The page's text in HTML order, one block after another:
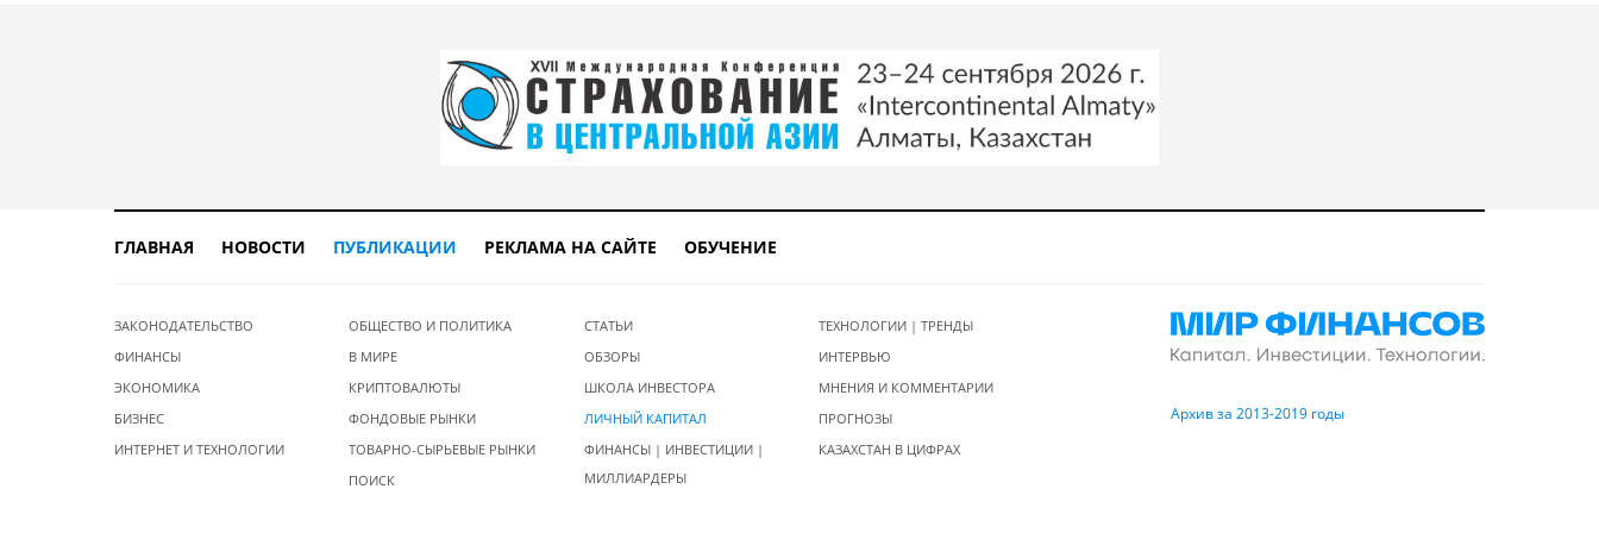
ГЛАВНАЯ НОВОСТИ ПУБЛИКАЦИИ РЕКЛАМА НА САЙТЕ ОБУЧЕНИЕ
ЗАКОНОДАТЕЛЬСТВО
ФИНАНСЫ
ЭКОНОМИКА
БИЗНЕС
ИНТЕРНЕТ И ТЕХНОЛОГИИ
ОБЩЕСТВО И ПОЛИТИКА
В МИРЕ
КРИПТОВАЛЮТЫ
ФОНДОВЫЕ РЫНКИ
ТОВАРНО-СЫРЬЕВЫЕ РЫНКИ
ПОИСК
СТАТЬИ
ОБЗОРЫ
ШКОЛА ИНВЕСТОРА
ЛИЧНЫЙ КАПИТАЛ
ФИНАНСЫ | ИНВЕСТИЦИИ |
МИЛЛИАРДЕРЫ
ТЕХНОЛОГИИ | ТРЕНДЫ
ИНТЕРВЬЮ
МНЕНИЯ И КОММЕНТАРИИ
ПРОГНОЗЫ
КАЗАХСТАН В ЦИФРАХ
Архив за 2013-2019 годы